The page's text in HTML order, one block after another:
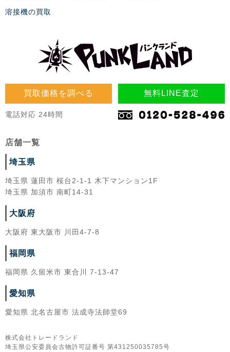
買取価格を調べる 無料LINE査定
電話対応 24時間
店舗一覧
埼玉県
埼玉県 蓮田市 桜台2-1-1 木下マンション1F
埼玉県 加須市 南町14-31
大阪府
大阪府 東大阪市 川田4-7-8
福岡県
福岡県 久留米市 東合川 7-13-47
愛知県
愛知県 北名古屋市 法成寺法師堂69
株式会社トレードランド
埼玉県公安委員会古物許可証番号 第431250035785号
溶接機の買取